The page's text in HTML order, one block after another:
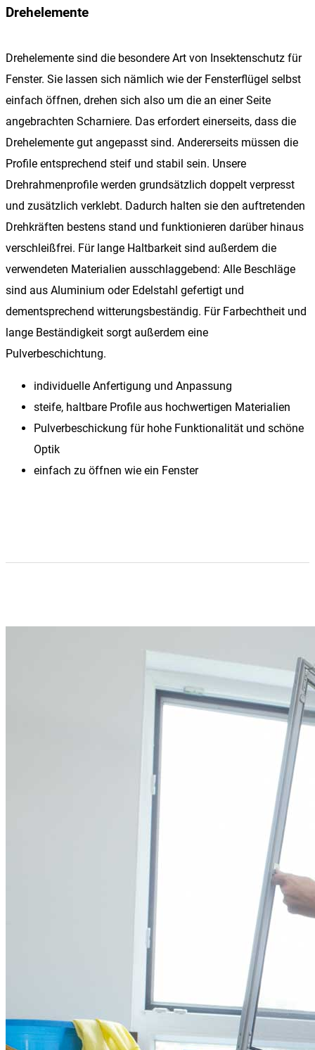
Drehelemente
Drehelemente sind die besondere Art von Insektenschutz für
Fenster. Sie lassen sich nämlich wie der Fensterflügel selbst
einfach öffnen, drehen sich also um die an einer Seite
angebrachten Scharniere. Das erfordert einerseits, dass die
Drehelemente gut angepasst sind. Andererseits müssen die
Profile entsprechend steif und stabil sein. Unsere
Drehrahmenprofile werden grundsätzlich doppelt verpresst
und zusätzlich verklebt. Dadurch halten sie den auftretenden
Drehkräften bestens stand und funktionieren darüber hinaus
verschleißfrei. Für lange Haltbarkeit sind außerdem die
verwendeten Materialien ausschlaggebend: Alle Beschläge
sind aus Aluminium oder Edelstahl gefertigt und
dementsprechend witterungsbeständig. Für Farbechtheit und
lange Beständigkeit sorgt außerdem eine
Pulverbeschichtung.
individuelle Anfertigung und Anpassung
steife, haltbare Profile aus hochwertigen Materialien
Pulverbeschickung für hohe Funktionalität und schöne
Optik
einfach zu öffnen wie ein Fenster